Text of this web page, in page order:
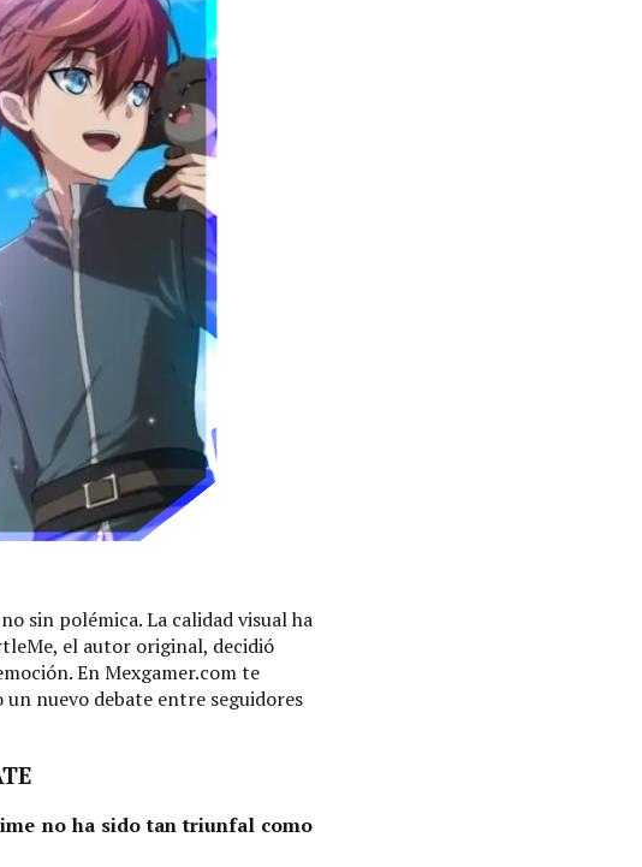
sin polémica. La calidad visual ha
el autor original, decidió
En Mexgamer.com te
nuevo debate entre seguidores
no ha sido tan triunfal como